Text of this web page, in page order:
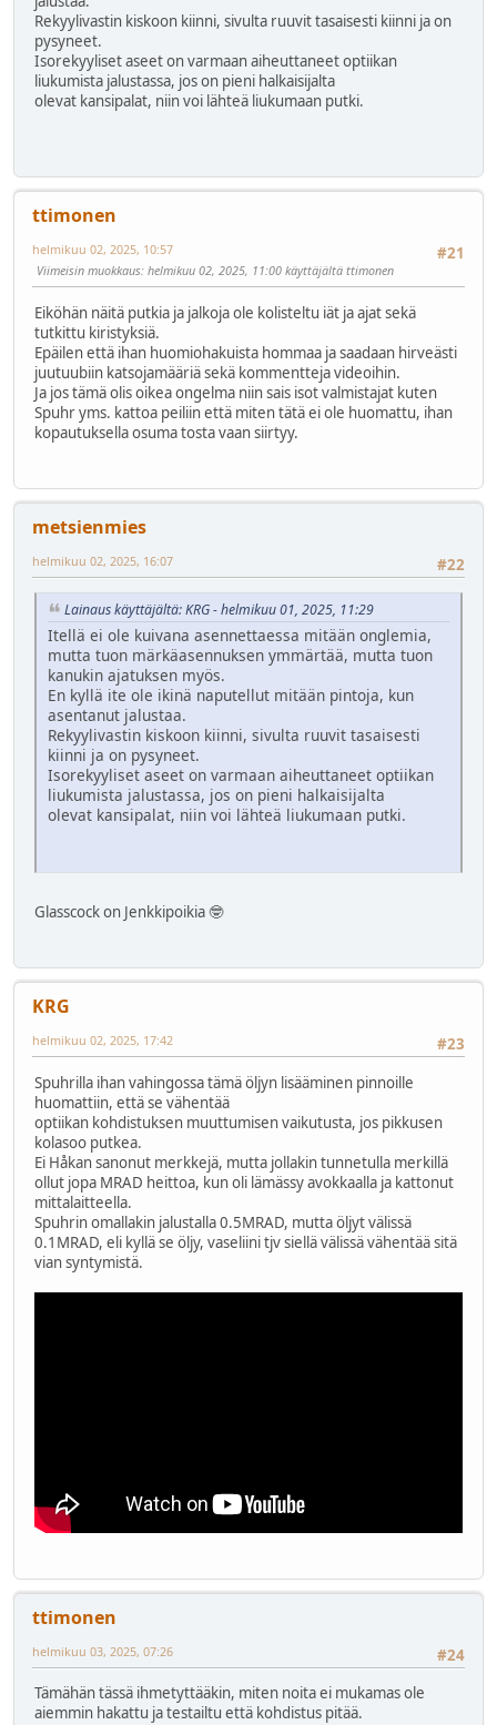
Rekyylivastin kiskoon kiinni, sivulta ruuvit tasaisesti kiinni ja on
pysyneet.
Isorekyyliset aseet on varmaan aiheuttaneet optiikan
liukumista jalustassa, jos on pieni halkaisijalta
olevat kansipalat, niin voi lähteä liukumaan putki.
ttimonen
#21
helmikuu 02, 2025, 10:57
Viimeisin muokkaus: helmikuu 02, 2025, 11:00 käyttäjältä ttimonen
Eiköhän näitä putkia ja jalkoja ole kolisteltu iät ja ajat sekä
tutkittu kiristyksiä.
Epäilen että ihan huomiohakuista hommaa ja saadaan hirveästi
juutuubiin katsojamääriä sekä kommentteja videoihin.
Ja jos tämä olis oikea ongelma niin sais isot valmistajat kuten
Spuhr yms. kattoa peiliin että miten tätä ei ole huomattu, ihan
kopautuksella osuma tosta vaan siirtyy.
metsienmies
#22
helmikuu 02, 2025, 16:07
Lainaus käyttäjältä: KRG - helmikuu 01, 2025, 11:29
Itellä ei ole kuivana asennettaessa mitään onglemia,
mutta tuon märkäasennuksen ymmärtää, mutta tuon
kanukin ajatuksen myös.
En kyllä ite ole ikinä naputellut mitään pintoja, kun
asentanut jalustaa.
Rekyylivastin kiskoon kiinni, sivulta ruuvit tasaisesti
kiinni ja on pysyneet.
Isorekyyliset aseet on varmaan aiheuttaneet optiikan
liukumista jalustassa, jos on pieni halkaisijalta
olevat kansipalat, niin voi lähteä liukumaan putki.
Glasscock on Jenkkipoikia 🤓
KRG
#23
helmikuu 02, 2025, 17:42
Spuhrilla ihan vahingossa tämä öljyn lisääminen pinnoille
huomattiin, että se vähentää
optiikan kohdistuksen muuttumisen vaikutusta, jos pikkusen
kolasoo putkea.
Ei Håkan sanonut merkkejä, mutta jollakin tunnetulla merkillä
ollut jopa MRAD heittoa, kun oli lämässy avokkaalla ja kattonut
mittalaitteella.
Spuhrin omallakin jalustalla 0.5MRAD, mutta öljyt välissä
0.1MRAD, eli kyllä se öljy, vaseliini tjv siellä välissä vähentää sitä
vian syntymistä.
ttimonen
#24
helmikuu 03, 2025, 07:26
Tämähän tässä ihmetyttääkin, miten noita ei mukamas ole
aiemmin hakattu ja testailtu että kohdistus pitää.